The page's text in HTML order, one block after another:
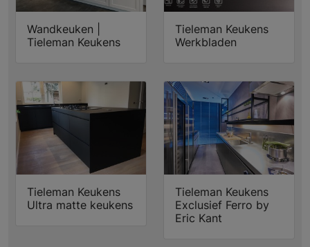
Wandkeuken |
Tieleman Keukens
Tieleman Keukens
Werkbladen
Tieleman Keukens
Ultra matte keukens
Tieleman Keukens
Exclusief Ferro by
Eric Kant